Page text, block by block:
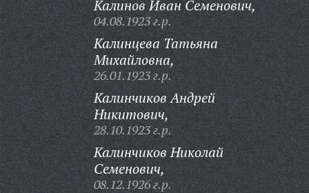
Калинов Иван Семенович,
04.08.1923 г.р.
Калинцева Татьяна
Михайловна,
26.01.1923 г.р.
Калинчиков Андрей
Никитович,
28.10.1923 г.р.
Калинчиков Николай
Семенович,
08.12.1926 г.р.